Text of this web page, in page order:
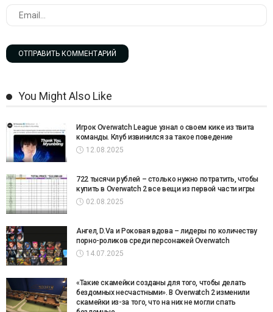
You Might Also Like
Игрок Overwatch League узнал о своем кике из твита
команды. Клуб извинился за такое поведение
12.08.2025
722 тысячи рублей – столько нужно потратить, чтобы
купить в Overwatch 2 все вещи из первой части игры
02.08.2025
Ангел, D.Va и Роковая вдова – лидеры по количеству
порно-роликов среди персонажей Overwatch
14.07.2025
«Такие скамейки созданы для того, чтобы делать
бездомных несчастными». В Overwatch 2 изменили
скамейки из-за того, что на них не могли спать